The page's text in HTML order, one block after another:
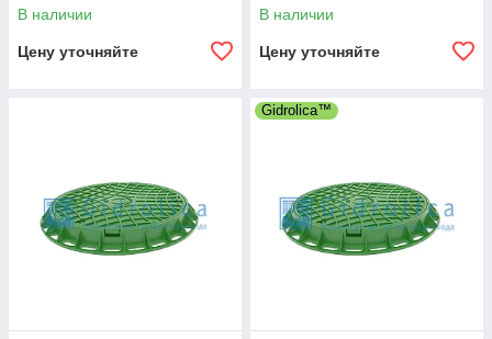
В наличии
Цену уточняйте
В наличии
Цену уточняйте
Gidrolica™